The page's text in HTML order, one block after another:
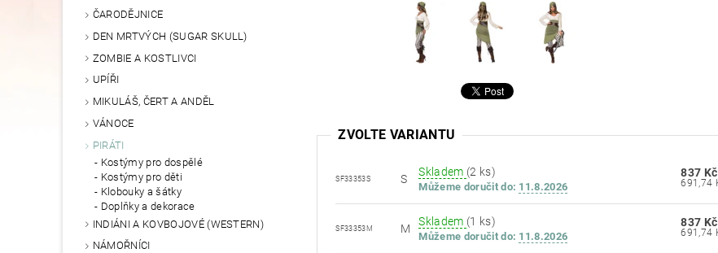
ČARODĚJNICE
DEN MRTVÝCH (SUGAR SKULL)
ZOMBIE A KOSTLIVCI
UPÍŘI
MIKULÁŠ, ČERT A ANDĚL
VÁNOCE
PIRÁTI
Kostýmy pro dospělé
Kostýmy pro děti
Klobouky a šátky
Doplňky a dekorace
INDIÁNI A KOVBOJOVÉ (WESTERN)
NÁMOŘNÍCI
ZVOLTE VARIANTU
SF33353S S
Skladem (2 ks)
Můžeme doručit do: 11.8.2026
837 Kč
SF33353M M
Skladem (1 ks)
Můžeme doručit do: 11.8.2026
837 Kč